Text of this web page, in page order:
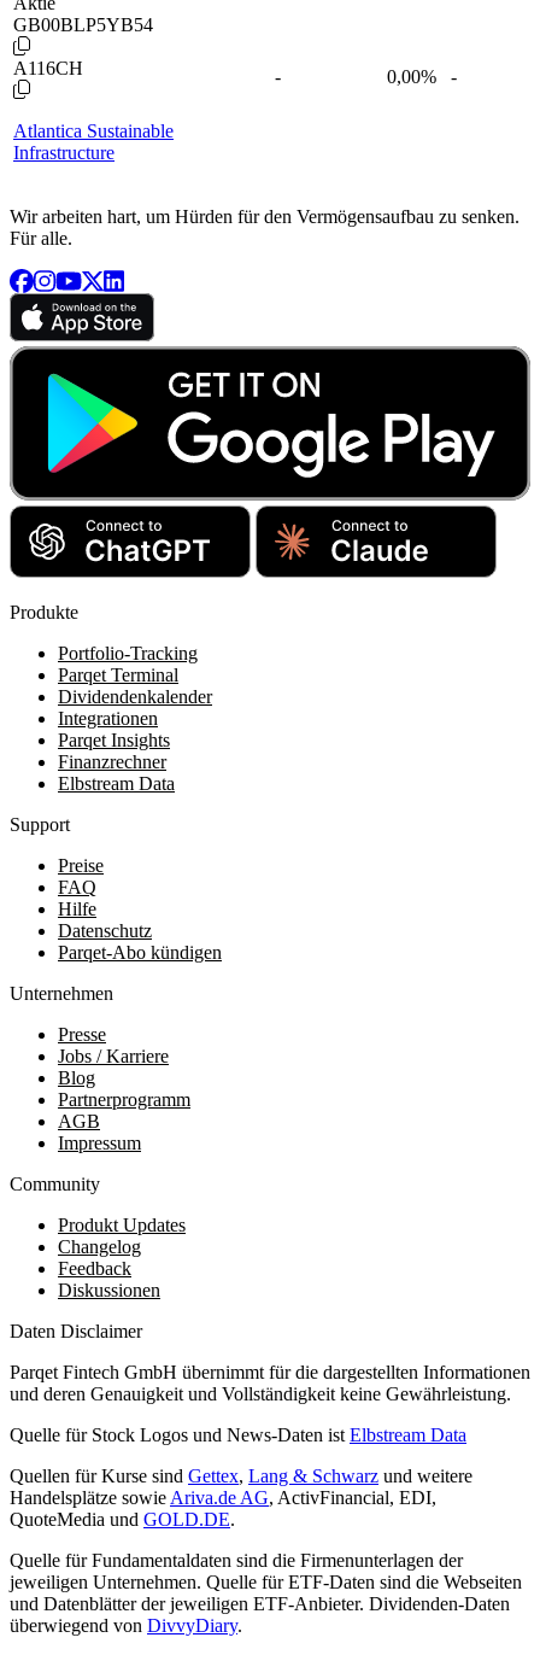
GB00BLP5YB54
A116CH
Atlantica Sustainable
Infrastructure
- 0,00% -
Wir arbeiten hart, um Hürden für den Vermögensaufbau zu senken.
Für alle.
Produkte
Portfolio-Tracking
Parqet Terminal
Dividendenkalender
Integrationen
Parqet Insights
Finanzrechner
Elbstream Data
Support
Preise
FAQ
Hilfe
Datenschutz
Parqet-Abo kündigen
Unternehmen
Presse
Jobs / Karriere
Blog
Partnerprogramm
AGB
Impressum
Community
Produkt Updates
Changelog
Feedback
Diskussionen
Daten Disclaimer
Parqet Fintech GmbH übernimmt für die dargestellten Informationen
und deren Genauigkeit und Vollständigkeit keine Gewährleistung.
Quelle für Stock Logos und News-Daten ist Elbstream Data
Quellen für Kurse sind Gettex, Lang & Schwarz und weitere
Handelsplätze sowie Ariva.de AG, ActivFinancial, EDI,
QuoteMedia und GOLD.DE.
Quelle für Fundamentaldaten sind die Firmenunterlagen der
jeweiligen Unternehmen. Quelle für ETF-Daten sind die Webseiten
und Datenblätter der jeweiligen ETF-Anbieter. Dividenden-Daten
überwiegend von DivvyDiary.